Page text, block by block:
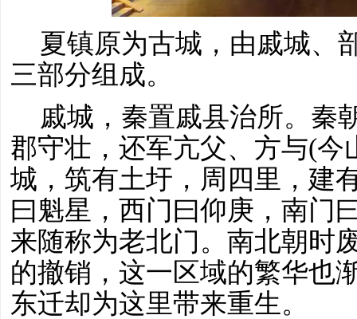
夏镇原为古城，由戚城、
三部分组成。
戚城，秦置戚县治所。秦
郡守壮，还军亢父、方与(
城，筑有土圩，周四里，建
曰魁星，西门曰仰庚，南门
来随称为老北门。南北朝时
的撤销，这一区域的繁华也
东迁却为这里带来重生。